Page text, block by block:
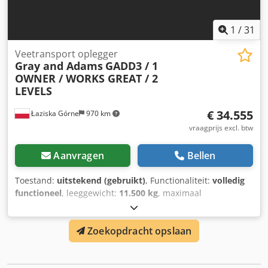
1 /31
Łaziska Górne 970 km
Veetransport oplegger
Gray and Adams GADD3 / 1
OWNER / WORKS GREAT / 2
LEVELS
€ 34.555
vraagprijs excl. btw
Aanvragen Bellen
Toestand: uitstekend (gebruikt), Functionaliteit: volledig
functioneel, leeggewicht: 11.500 kg, maximaal
, totaalgewicht:
asconfiguratie:3 assen, eerste registratie:01/2008,
lucht, bandenmaten:385/65R22.5
, Bouwjaar:2007, Uitrusting:ABS, laadklep
Zoekopdracht opslaan